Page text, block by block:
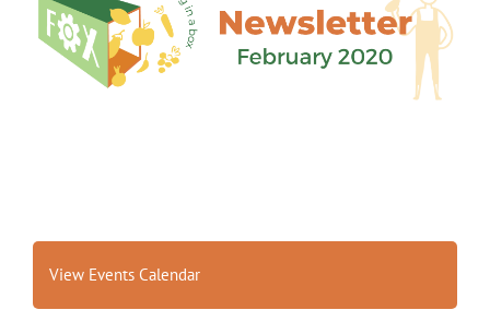
View Events Calendar